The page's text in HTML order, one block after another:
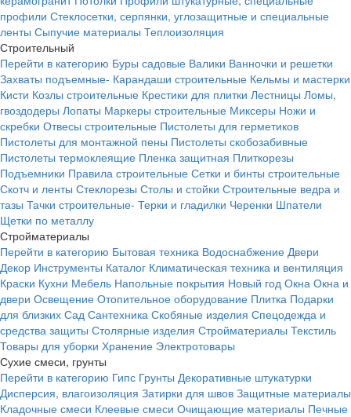
профили Стеклосетки, серпянки, углозащитные и специальные
ленты Сыпучие материалы Теплоизоляция
Строительный
Перейти в категорию Буры садовые Валики Ванночки и решетки
Захваты подъемные- Карандаши строительные Кельмы и мастерки
Кисти Козлы строительные Крестики для плитки Лестницы Ломы,
гвоздодеры Лопаты Маркеры строительные Миксеры Ножи и
скребки Отвесы строительные Пистолеты для герметиков
Пистолеты для монтажной пены Пистолеты скобозабивные
Пистолеты термоклеящие Пленка защитная Плиткорезы
Подъемники Правила строительные Сетки и бинты строительные
Скотч и ленты Стеклорезы Столы и стойки Строительные ведра и
тазы Тачки строительные- Терки и гладилки Черенки Шпатели
Щетки по металлу
Стройматериалы
Перейти в категорию Бытовая техника Водоснабжение Двери
Декор Инструменты Каталог Климатическая техника и вентиляция
Краски Кухни Мебель Напольные покрытия Новый год Окна Окна и
двери Освещение Отопительное оборудование Плитка Подарки
для близких Сад Сантехника Скобяные изделия Спецодежда и
средства защиты Столярные изделия Стройматериалы Текстиль
Товары для уборки Хранение Электротовары
Сухие смеси, грунты
Перейти в категорию Гипс Грунты Декоративные штукатурки
Дисперсия, влагоизоляция Затирки для швов Защитные материалы
Кладочные смеси Клеевые смеси Очищающие материалы Печные